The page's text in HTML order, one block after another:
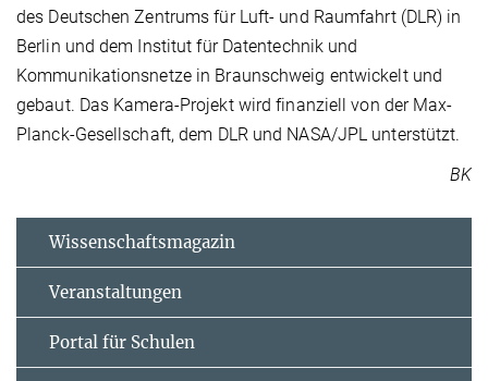
des Deutschen Zentrums für Luft- und Raumfahrt (DLR) in
Berlin und dem Institut für Datentechnik und
Kommunikationsnetze in Braunschweig entwickelt und
gebaut. Das Kamera-Projekt wird finanziell von der Max-
Planck-Gesellschaft, dem DLR und NASA/JPL unterstützt.
BK
Wissenschaftsmagazin
Veranstaltungen
Portal für Schulen